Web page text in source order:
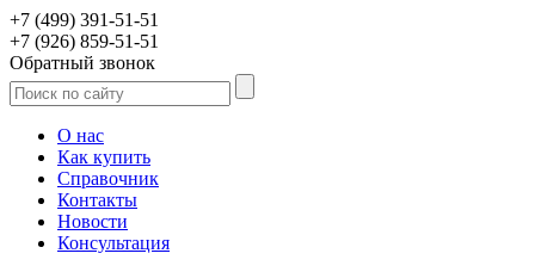
+7 (499) 391-51-51
+7 (926) 859-51-51
Обратный звонок
О нас
Как купить
Справочник
Контакты
Новости
Консультация